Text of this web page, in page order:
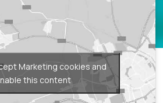
Marketing cookies and
this content